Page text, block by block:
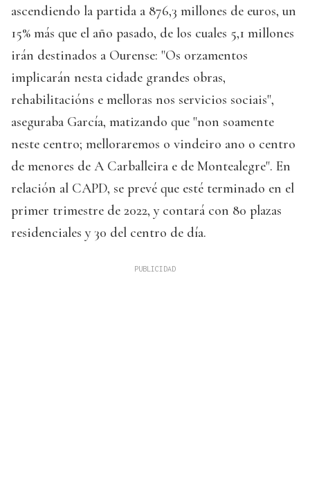
ascendiendo la partida a 876,3 millones de euros, un
15% más que el año pasado, de los cuales 5,1 millones
irán destinados a Ourense: "Os orzamentos
implicarán nesta cidade grandes obras,
rehabilitacións e melloras nos servicios sociais",
aseguraba García, matizando que "non soamente
neste centro; melloraremos o vindeiro ano o centro
de menores de A Carballeira e de Montealegre". En
relación al CAPD, se prevé que esté terminado en el
primer trimestre de 2022, y contará con 80 plazas
residenciales y 30 del centro de día.